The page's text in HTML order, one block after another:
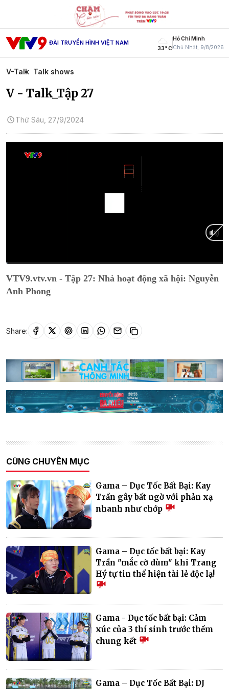
ĐÀI TRUYỀN HÌNH VIỆT NAM
33° C
Hồ Chí Minh
Chủ Nhật, 9/8/2026
V-Talk Talk shows
V - Talk_Tập 27
Thứ Sáu, 27/9/2024
Time
VTV9.vtv.vn - Tập 27: Nhà hoạt động xã hội: Nguyễn
Anh Phong
Share:
CÙNG CHUYÊN MỤC
Gama – Dục Tốc Bất Bại: Kay
Trần gây bất ngờ với phản xạ
nhanh như chớp
Gama – Dục tốc bất bại: Kay
Trần "mắc cỡ dùm" khi Trang
Hý tự tin thể hiện tài lẻ độc lạ!
Gama - Dục tốc bất bại: Cảm
xúc của 3 thí sinh trước thềm
chung kết
Gama – Dục Tốc Bất Bại: DJ